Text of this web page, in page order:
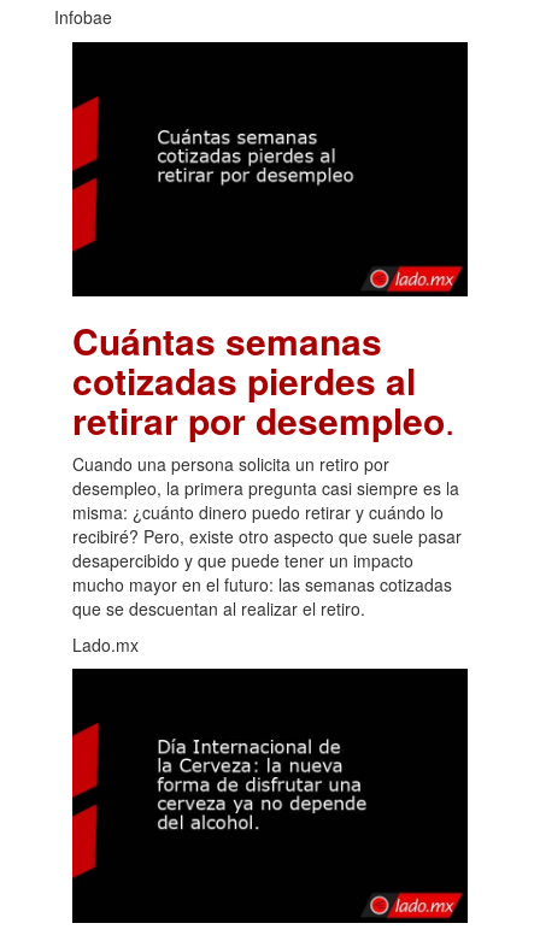
Infobae
Cuántas semanas
cotizadas pierdes al
retirar por desempleo.
Cuando una persona solicita un retiro por
desempleo, la primera pregunta casi siempre es la
misma: ¿cuánto dinero puedo retirar y cuándo lo
recibiré? Pero, existe otro aspecto que suele pasar
desapercibido y que puede tener un impacto
mucho mayor en el futuro: las semanas cotizadas
que se descuentan al realizar el retiro.
Lado.mx